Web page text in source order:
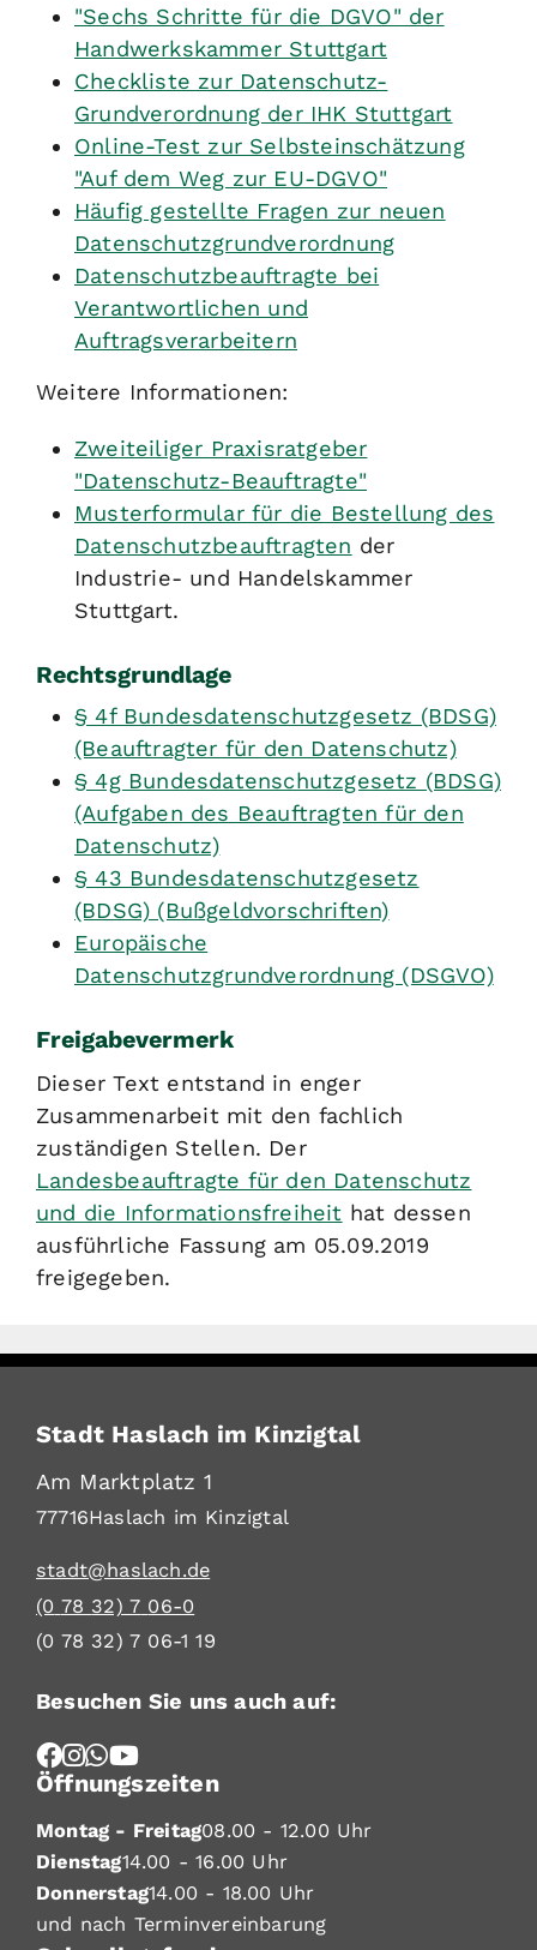
"Sechs Schritte für die DGVO" der
Handwerkskammer Stuttgart
Checkliste zur Datenschutz-
Grundverordnung der IHK Stuttgart
Online-Test zur Selbsteinschätzung
"Auf dem Weg zur EU-DGVO"
Häufig gestellte Fragen zur neuen
Datenschutzgrundverordnung
Datenschutzbeauftragte bei
Verantwortlichen und
Auftragsverarbeitern
Weitere Informationen:
Zweiteiliger Praxisratgeber
"Datenschutz-Beauftragte"
Musterformular für die Bestellung des
Datenschutzbeauftragten der
Industrie- und Handelskammer
Stuttgart.
Rechtsgrundlage
§ 4f Bundesdatenschutzgesetz (BDSG)
(Beauftragter für den Datenschutz)
§ 4g Bundesdatenschutzgesetz (BDSG)
(Aufgaben des Beauftragten für den
Datenschutz)
§ 43 Bundesdatenschutzgesetz
(BDSG) (Bußgeldvorschriften)
Europäische
Datenschutzgrundverordnung (DSGVO)
Freigabevermerk
Dieser Text entstand in enger
Zusammenarbeit mit den fachlich
zuständigen Stellen. Der
Landesbeauftragte für den Datenschutz
und die Informationsfreiheit hat dessen
ausführliche Fassung am 05.09.2019
freigegeben.
Stadt Haslach im Kinzigtal
Am Marktplatz 1
77716Haslach im Kinzigtal
stadt@haslach.de
(0 78 32) 7 06-0
(0 78 32) 7 06-1 19
Besuchen Sie uns auch auf:
Öffnungszeiten
Montag - Freitag08.00 - 12.00 Uhr
Dienstag14.00 - 16.00 Uhr
Donnerstag14.00 - 18.00 Uhr
und nach Terminvereinbarung